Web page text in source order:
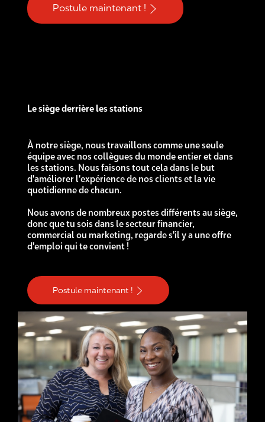
Postule maintenant !
Le siège derrière les stations
À notre siège, nous travaillons comme une seule
équipe avec nos collègues du monde entier et dans
les stations. Nous faisons tout cela dans le but
d'améliorer l'expérience de nos clients et la vie
quotidienne de chacun.
Nous avons de nombreux postes différents au siège,
donc que tu sois dans le secteur financier,
commercial ou marketing, regarde s'il y a une offre
d'emploi qui te convient !
Postule maintenant !